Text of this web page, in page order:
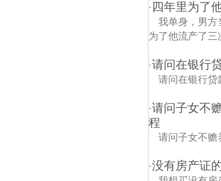
· 四年里为了
我单身，男方
为了他流产了三
·请问在银行
请问在银行贷
·请问子女不
程
请问子女不赡
·没有房产证